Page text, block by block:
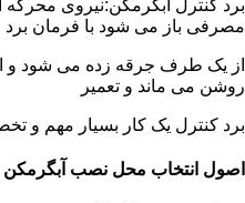
مصرفی باز می شود با فرمان برد
از یک طرف جرقه زده می شود و
روشن می ماند و تعمیر
برد کنترل یک کار بسیار مهم و
اصول انتخاب محل نصب آبگرمکن